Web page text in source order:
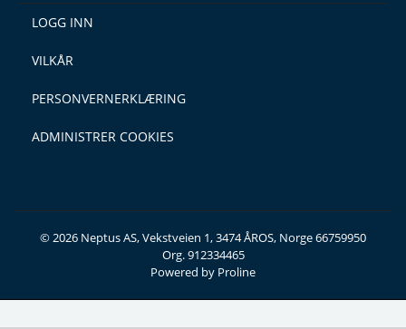
LOGG INN
VILKÅR
PERSONVERNERKLÆRING
ADMINISTRER COOKIES
© 2026 Neptus AS, Vekstveien 1, 3474 ÅROS, Norge 66759950
Org. 912334465
Powered by Proline